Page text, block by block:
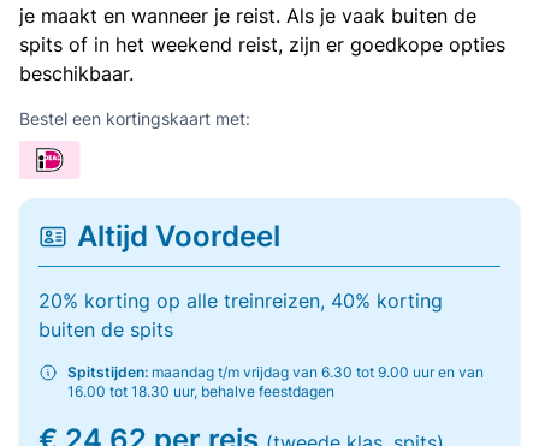
je maakt en wanneer je reist. Als je vaak buiten de
spits of in het weekend reist, zijn er goedkope opties
beschikbaar.
Bestel een kortingskaart met:
Altijd Voordeel
20% korting op alle treinreizen, 40% korting
buiten de spits
Spitstijden: maandag t/m vrijdag van 6.30 tot 9.00 uur en van
16.00 tot 18.30 uur, behalve feestdagen